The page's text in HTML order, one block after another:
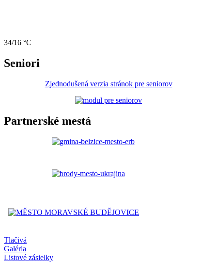
34/16 °C
Seniori
Zjednodušená verzia stránok pre seniorov
Partnerské mestá
Tlačivá
Galéria
Listové zásielky